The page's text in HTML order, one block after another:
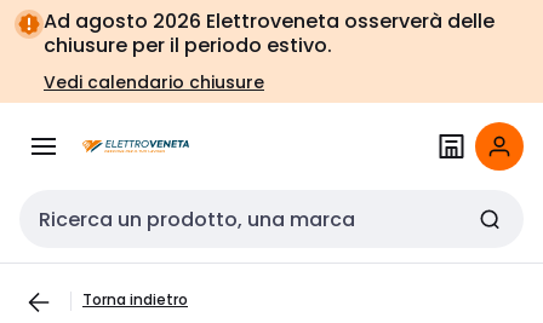
Vai alla
navigazione
Vai
alla
pagina
Ad agosto 2026 Elettroveneta osserverà delle
chiusure per il periodo estivo.
Vedi calendario chiusure
Cerca input
Torna indietro